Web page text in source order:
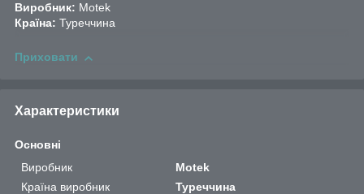
Виробник: Motek
Країна: Туреччина
Приховати
Характеристики
Основні
Виробник
Motek
Країна виробник
Туреччина